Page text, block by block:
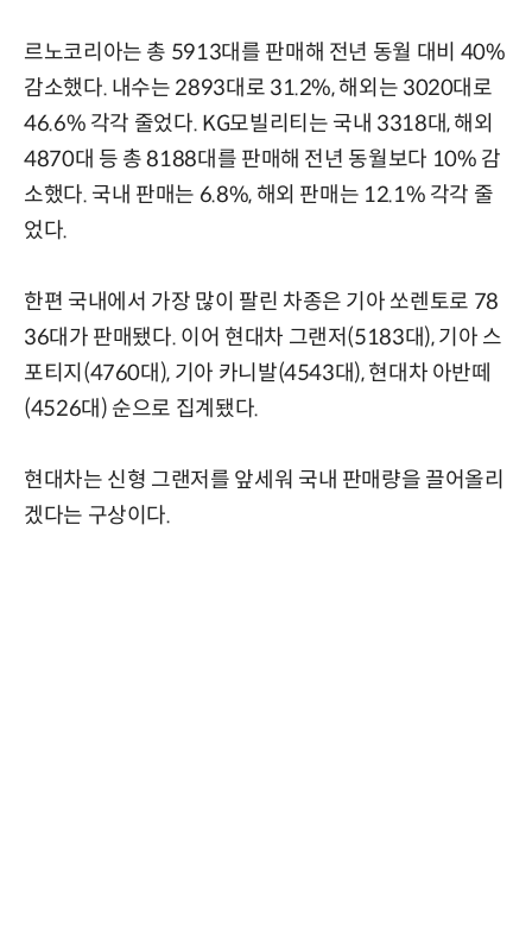
르노코리아는 총 5913대를 판매해 전년 동월 대비 40%
감소했다. 내수는 2893대로 31.2%, 해외는 3020대로
46.6% 각각 줄었다. KG모빌리티는 국내 3318대, 해외
4870대 등 총 8188대를 판매해 전년 동월보다 10% 감
소했다. 국내 판매는 6.8%, 해외 판매는 12.1% 각각 줄
었다.
한편 국내에서 가장 많이 팔린 차종은 기아 쏘렌토로 78
36대가 판매됐다. 이어 현대차 그랜저(5183대), 기아 스
포티지(4760대), 기아 카니발(4543대), 현대차 아반떼
(4526대) 순으로 집계됐다.
현대차는 신형 그랜저를 앞세워 국내 판매량을 끌어올리
겠다는 구상이다.